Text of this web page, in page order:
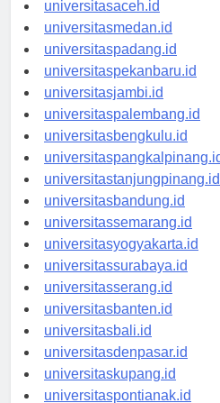
universitasaceh.id
universitasmedan.id
universitaspadang.id
universitaspekanbaru.id
universitasjambi.id
universitaspalembang.id
universitasbengkulu.id
universitaspangkalpinang.id
universitastanjungpinang.id
universitasbandung.id
universitassemarang.id
universitasyogyakarta.id
universitassurabaya.id
universitasserang.id
universitasbanten.id
universitasbali.id
universitasdenpasar.id
universitaskupang.id